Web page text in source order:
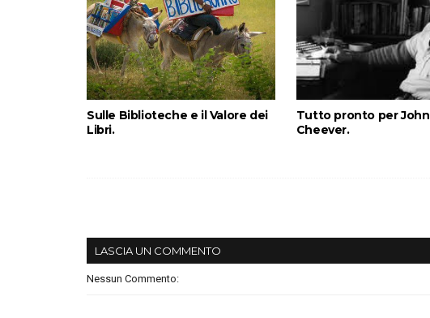
Sulle Biblioteche e il Valore dei
Libri.
Tutto pronto per John
Cheever.
LASCIA UN COMMENTO
Nessun Commento: